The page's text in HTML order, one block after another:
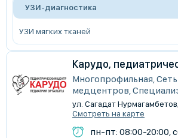
УЗИ-диагностика
УЗИ мягких тканей
Карудо,
Многопрофильная,
медцентров,
ул. Сагадат
Смотреть на карте
пн-пт: 08:00-20:00,